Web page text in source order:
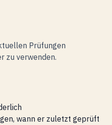
Prüfungen
zu verwenden.
wann er zuletzt geprüft